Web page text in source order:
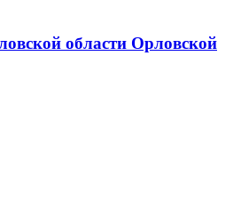
области Орловской